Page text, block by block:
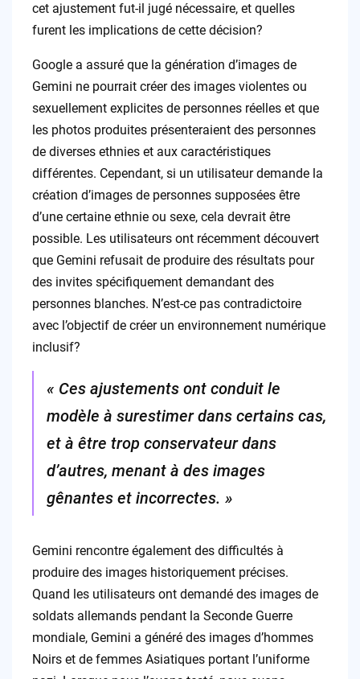
cet ajustement fut-il jugé nécessaire, et quelles
furent les implications de cette décision?
Google a assuré que la génération d’images de
Gemini ne pourrait créer des images violentes ou
sexuellement explicites de personnes réelles et que
les photos produites présenteraient des personnes
de diverses ethnies et aux caractéristiques
différentes. Cependant, si un utilisateur demande la
création d’images de personnes supposées être
d’une certaine ethnie ou sexe, cela devrait être
possible. Les utilisateurs ont récemment découvert
que Gemini refusait de produire des résultats pour
des invites spécifiquement demandant des
personnes blanches. N’est-ce pas contradictoire
avec l’objectif de créer un environnement numérique
inclusif?
« Ces ajustements ont conduit le
modèle à surestimer dans certains cas,
et à être trop conservateur dans
d’autres, menant à des images
gênantes et incorrectes. »
Gemini rencontre également des difficultés à
produire des images historiquement précises.
Quand les utilisateurs ont demandé des images de
soldats allemands pendant la Seconde Guerre
mondiale, Gemini a généré des images d’hommes
Noirs et de femmes Asiatiques portant l’uniforme